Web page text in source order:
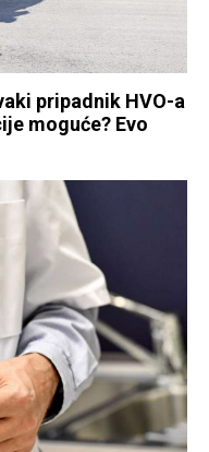
pripadnik HVO-a
moguće? Evo